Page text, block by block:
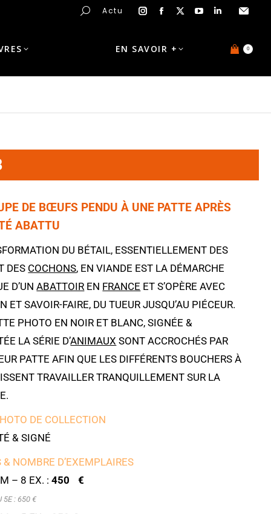
Actu
EN SAVOIR + 0
DE BŒUFS PENDU À UNE PATTE APRÈS
ABATTU
DU BÉTAIL, ESSENTIELLEMENT DES
DES COCHONS, EN VIANDE EST LA DÉMARCHE
D’UNABATTOIR EN FRANCE ET S’OPÈRE AVEC
ET SAVOIR-FAIRE, DU TUEUR JUSQU’AU PIÉCEUR.
PHOTO EN NOIR ET BLANC, SIGNÉE &
LA SÉRIE D’ANIMAUX SONT ACCROCHÉS PAR
PATTE AFIN QUE LES DIFFÉRENTS BOUCHERS À
TRAVAILLER TRANQUILLEMENT SUR LA
DE COLLECTION
& SIGNÉ
& NOMBRE D’EXEMPLAIRES
– 8 EX. :450 €
5E : 650 €